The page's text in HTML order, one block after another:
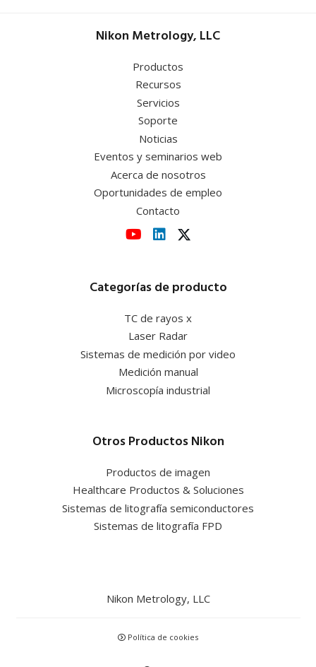
Nikon Metrology, LLC
Productos
Recursos
Servicios
Soporte
Noticias
Eventos y seminarios web
Acerca de nosotros
Oportunidades de empleo
Contacto
Categorías de producto
TC de rayos x
Laser Radar
Sistemas de medición por video
Medición manual
Microscopía industrial
Otros Productos Nikon
Productos de imagen
Healthcare Productos & Soluciones
Sistemas de litografía semiconductores
Sistemas de litografía FPD
Nikon Metrology, LLC
Política de cookies